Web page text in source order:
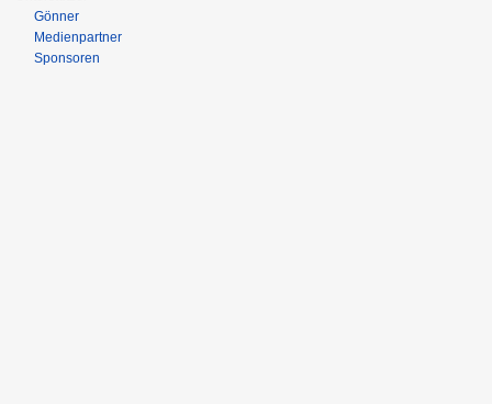
Gönner
Medienpartner
Sponsoren